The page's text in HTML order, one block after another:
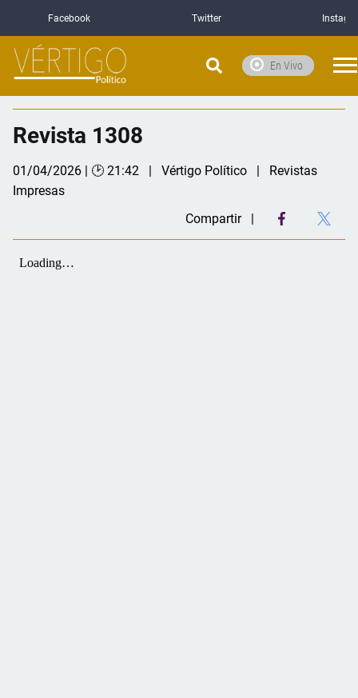
Facebook Twitter
En Vivo
Revista 1308
01/04/2026 | 🕑 21:42 Vértigo Político
Revistas
Impresas
Compartir